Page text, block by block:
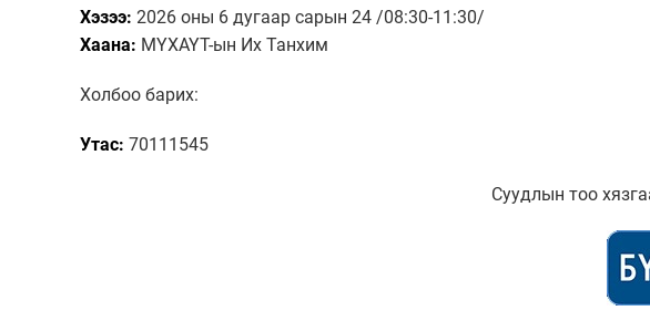
Хэзээ: 2026 оны 6 дугаар сарын 24 /08:30-11:30/
Хаана: МҮХАҮТ-ын Их Танхим
Холбоо барих:
Утас: 70111545
Суудлын тоо